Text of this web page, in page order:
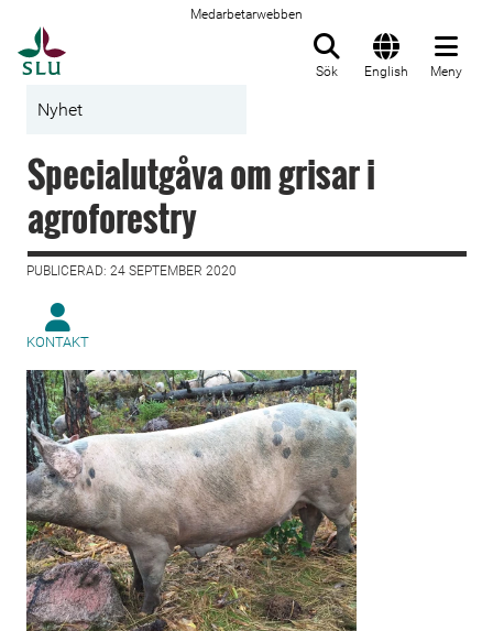
Medarbetarwebben
Sök English Meny
Nyhet
Specialutgåva om grisar i
agroforestry
PUBLICERAD: 24 SEPTEMBER 2020
KONTAKT